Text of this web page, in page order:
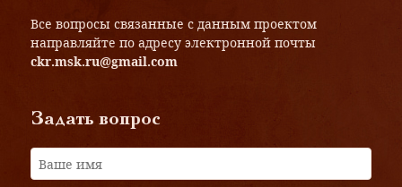
Все вопросы связанные с данным проектом
направляйте по адресу электронной почты
ckr.msk.ru@gmail.com
Задать вопрос